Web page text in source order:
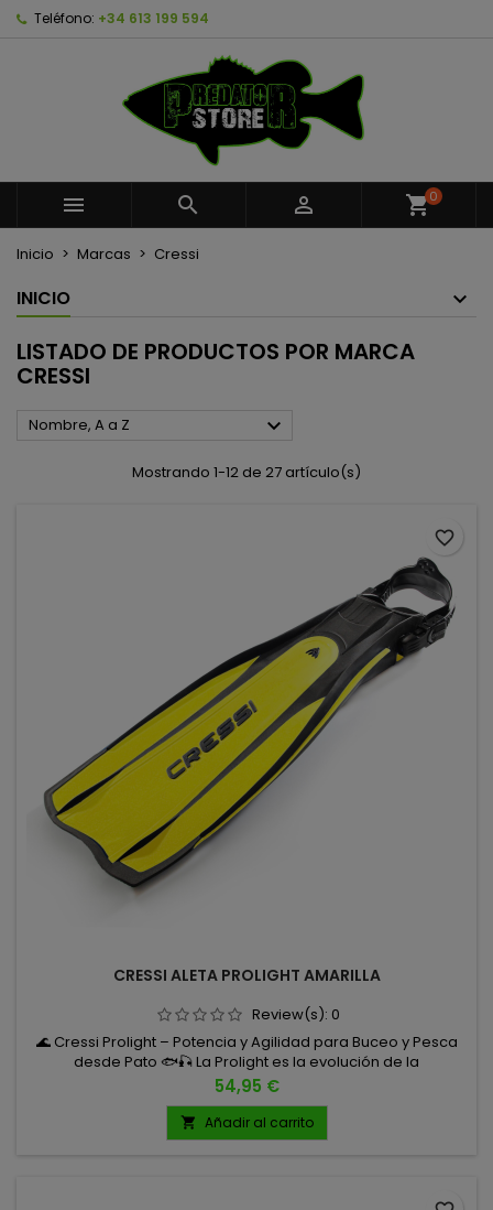
Teléfono: +34 613 199 594
   shopping_cart0
Inicio Marcas Cressi
INICIO
LISTADO DE PRODUCTOS POR MARCA
CRESSI
Nombre, A a Z 
Mostrando 1-12 de 27 artículo(s)
CRESSI ALETA PROLIGHT AMARILLA
Review(s): 0
🌊 Cressi Prolight – Potencia y Agilidad para Buceo y Pesca
desde Pato 🐟🎣 La Prolight es la evolución de la
mítica Cressi Frog, heredando su diseño de pala prolongada
sobre el calzante, pero incorporando nuevos materiales y un
diseño optimizado que la convierten en una aleta ligera,
reactiva y con un rendimiento sorprendente. TALLAS S/M M/L
Precio
54,95 €
 Añadir al carrito
favorite_border
Crear nueva lista
((confirmMessage))
((cancelText))
Nombre de la lista de deseos
Cancelar Crear lista de deseos
Debe iniciar sesión para guardar productos en su
lista de deseos.
Iniciar sesión